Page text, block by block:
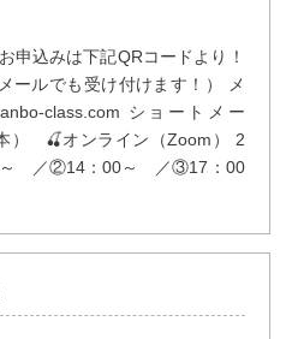
申込みは下記QRコードより！
ールでも受け付けます！） メ
class.com ショートメー
🍒オンライン（Zoom） 2
～ ／②14：00～ ／③17：00